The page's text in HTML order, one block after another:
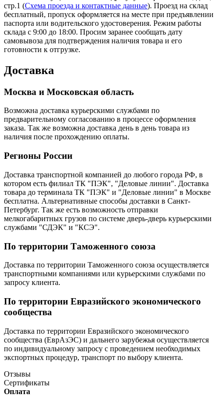
стр.1 (Схема проезда и контактные данные). Проезд на склад
бесплатный, пропуск оформляется на месте при предъявлении
паспорта или водительского удостоверения. Режим работы
склада с 9:00 до 18:00. Просим заранее сообщать дату
самовывоза для подтверждения наличия товара и его
готовности к отгрузке.
Доставка
Москва и Московская область
Возможна доставка курьерскими службами по
предварительному согласованию в процессе оформления
заказа. Так же возможна доставка день в день товара из
наличия после прохождению оплаты.
Регионы России
Доставка транспортной компанией до любого города РФ, в
котором есть филиал ТК "ПЭК", "Деловые линии". Доставка
товара до терминала ТК "ПЭК" и "Деловые линии" в Москве
бесплатна. Альтернативные способы доставки в Санкт-
Петербург. Так же есть возможность отправки
мелкогабаритных грузов по системе дверь-дверь курьерскими
службами "СДЭК" и "КСЭ".
По территории Таможенного союза
Доставка по территории Таможенного союза осуществляется
транспортными компаниями или курьерскими службами по
запросу клиента.
По территории Евразийского экономического
сообщества
Доставка по территории Евразийского экономического
сообщества (ЕврАзЭС) и дальнего зарубежья осуществляется
по индивидуальному запросу с проведением необходимых
экспортных процедур, транспорт по выбору клиента.
Отзывы
Сертификаты
Оплата